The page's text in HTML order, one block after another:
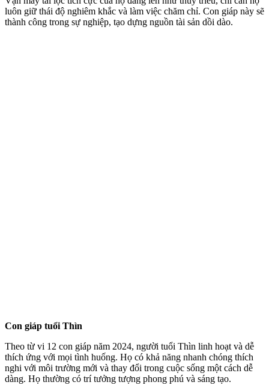
luôn giữ thái độ nghiêm khắc và làm việc chăm chỉ. Con giáp này sẽ
thành công trong sự nghiệp, tạo dựng nguồn tài sản dồi dào.
Con giáp tuổi Thìn
Theo từ vi 12 con giáp năm 2024, người tuổi Thìn linh hoạt và dễ
thích ứng với mọi tình huống. Họ có khả năng nhanh chóng thích
nghi với môi trường mới và thay đổi trong cuộc sống một cách dễ
dàng. Họ thường có trí tưởng tượng phong phú và sáng tạo.